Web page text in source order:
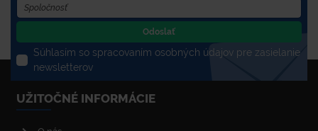
Odoslať
Súhlasím so spracovaním osobných údajov pre zasielanie
newsletterov
UŽITOČNÉ INFORMÁCIE